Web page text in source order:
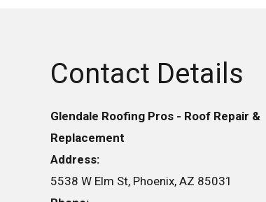
Contact Details
Glendale Roofing Pros - Roof Repair &
Replacement
Address:
5538 W Elm St, Phoenix, AZ 85031